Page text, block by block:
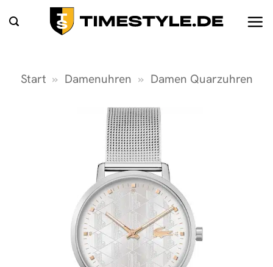
Inhalt
Start » Damenuhren » Damen Quarzuhren